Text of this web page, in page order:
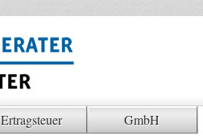
Ertragsteuer GmbH